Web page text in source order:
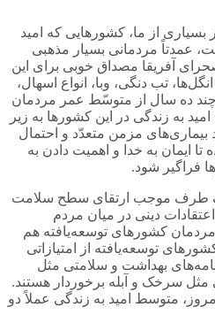
از ما، کشورهایی که امید
عمدتاً مردمانی بسیار مذهبی
آفریقا مصداق خوبی برای این
تب دنگی، وبا، انواع اسهال،
ده سال از متوسّط عمر مردمان
به زندگی در این کشورها به زیر
مزمن متعدّد و احتمال
ایمان به خدا و اهمیت دادن به
فراگیر شود.
طرف موجب ارتقای سطح سلامت
دینی در میان مردم
کشورهای توسعه‌یافته هم
توسعه‌یافته از امتیازاتی
بهداشت و سلامتی مثل
مثل سرخک و آبله برخوردار هستند.
متوسط امید به زندگی عملاً دو